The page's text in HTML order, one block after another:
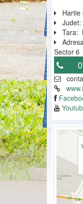
Hartie
Judet:
Tara:
Sector 6